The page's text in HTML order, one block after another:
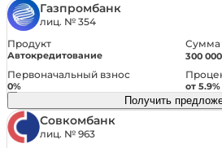
Система предотвращения
Система помощи при спуске
Датчик усталости водителя
Система помощи при старте в
Крепление детского кресла
Система удержания в полосе
Газпромбанк
лиц. № 354
Продукт
Автокредитование
Сумма
300
Первоначальный взнос
0% от 5.9%
Получить
Совкомбанк
лиц. № 963